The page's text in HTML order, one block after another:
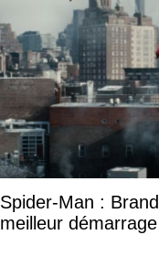
Spider-Man :
meilleur